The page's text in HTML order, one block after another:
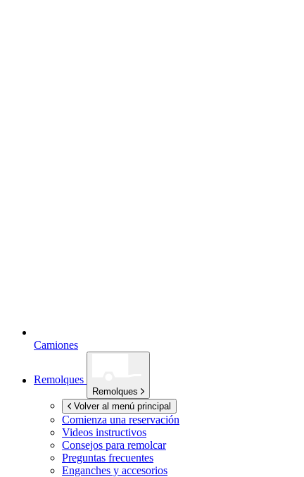
Camiones
Remolques
Remolques
Volver al menú principal
Comienza una reservación
Videos instructivos
Consejos para remolcar
Preguntas frecuentes
Enganches y accesorios